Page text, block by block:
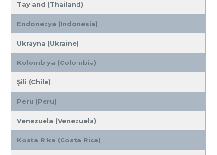
Tayland (Thailand)
Endonezya (Indonesia)
Ukrayna (Ukraine)
Kolombiya (Colombia)
Şili (Chile)
Peru (Peru)
Venezuela (Venezuela)
Kosta Rika (Costa Rica)